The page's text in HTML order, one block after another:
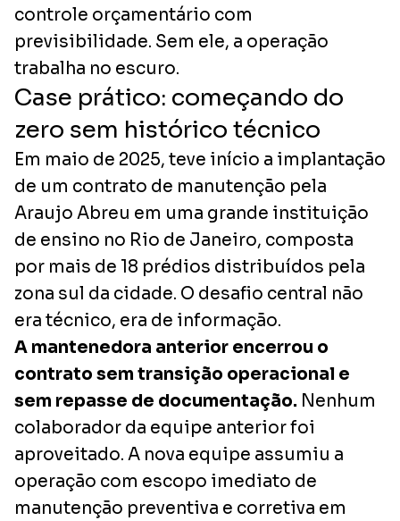
controle orçamentário com
previsibilidade. Sem ele, a operação
trabalha no escuro.
Case prático: começando do
zero sem histórico técnico
Em maio de 2025, teve início a implantação
de um contrato de manutenção pela
Araujo Abreu em uma grande instituição
de ensino no Rio de Janeiro, composta
por mais de 18 prédios distribuídos pela
zona sul da cidade. O desafio central não
era técnico, era de informação.
A mantenedora anterior encerrou o
contrato sem transição operacional e
sem repasse de documentação. Nenhum
colaborador da equipe anterior foi
aproveitado. A nova equipe assumiu a
operação com escopo imediato de
manutenção preventiva e corretiva em